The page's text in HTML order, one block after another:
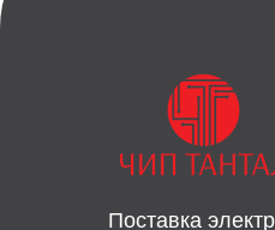
Поставка